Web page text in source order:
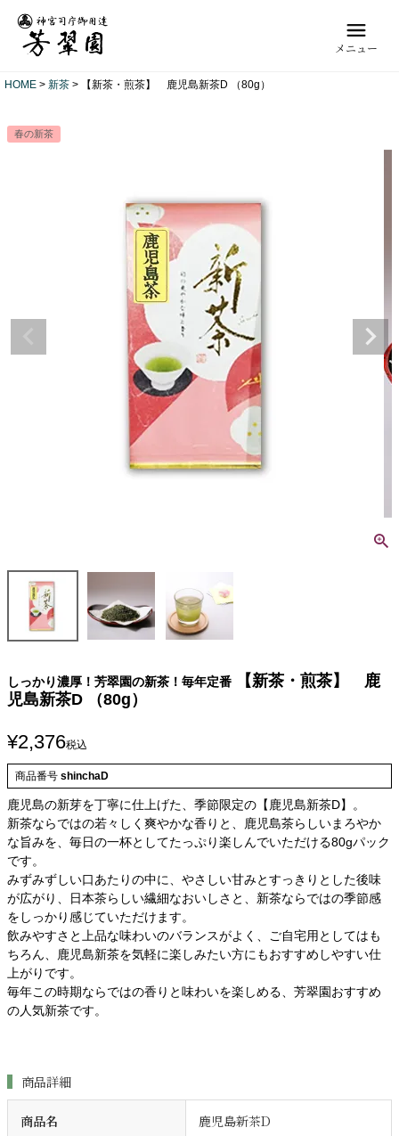
メニュー
HOME 新茶 【新茶・煎茶】 鹿児島新茶D （80g）
春の新茶
しっかり濃厚！芳翠園の新茶！毎年定番
【新茶・煎茶】 鹿
児島新茶D （80g）
¥2,376税込
商品番号 shinchaD
鹿児島の新芽を丁寧に仕上げた、季節限定の【鹿児島新茶D】。
新茶ならではの若々しく爽やかな香りと、鹿児島茶らしいまろやか
な旨みを、毎日の一杯としてたっぷり楽しんでいただける80gパック
です。
みずみずしい口あたりの中に、やさしい甘みとすっきりとした後味
が広がり、日本茶らしい繊細なおいしさと、新茶ならではの季節感
をしっかり感じていただけます。
飲みやすさと上品な味わいのバランスがよく、ご自宅用としてはも
ちろん、鹿児島新茶を気軽に楽しみたい方にもおすすめしやすい仕
上がりです。
毎年この時期ならではの香りと味わいを楽しめる、芳翠園おすすめ
の人気新茶です。
商品詳細
商品名 鹿児島新茶D